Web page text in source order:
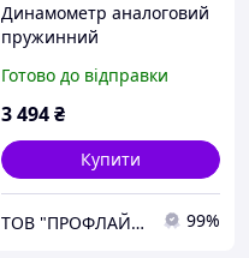
Динамометр аналоговий
пружинний
PROTESTER NK-500
Готово до відправки
3 494₴
Купити
ТОВ "ПРОФЛАЙН 2000" 99%